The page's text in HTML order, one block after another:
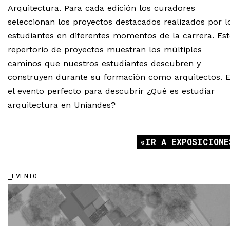
Arquitectura. Para cada edición los curadores
seleccionan los proyectos destacados realizados por
estudiantes en diferentes momentos de la carrera.
repertorio de proyectos muestran los múltiples
caminos que nuestros estudiantes descubren y
construyen durante su formación como arquitectos.
el evento perfecto para descubrir ¿Qué es estudiar
arquitectura en Uniandes?
IR A
EVENTO